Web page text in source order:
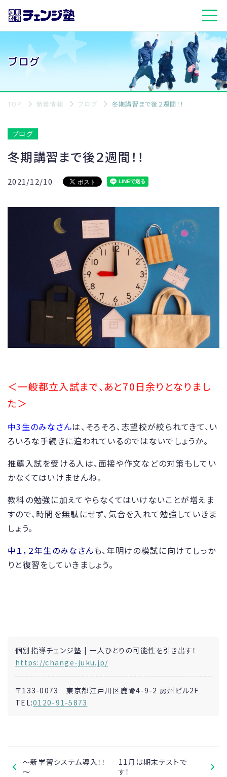
ブログ
TOP 新着情報 ブログ 冬期講習まで後２週間！！
ブログ
冬期講習まで後２週間！！
2021/12/10
＜一般都立入試まで、あと70日余りとなりまし
た＞
中3生のみなさんは、そろそろ、志望校が絞られてきて、い
ろいろな手続きに追われているのではないでしょうか。
推薦入試を受ける人は、面接や作文などの対策もしてい
かなくてはいけませんね。
教科の勉強に加えてやらなくてはいけないことが増えま
すので、時間を無駄にせず、気合を入れて勉強していきま
しょう。
中１，２年生のみなさんも、年明けの模試に向けてしっか
りと復習をしていきましょう。
個別指導チェンジ塾 | 一人ひとりの可能性を引き出す！
https://change-juku.jp/
〒133-0073 東京都江戸川区鹿骨4-9-2 房州ビル2F
TEL:0120-91-5873
～新学習システム導入！！
～
11月は期末テストで
す！